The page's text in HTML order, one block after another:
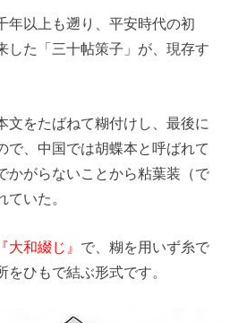
年以上も遡り、平安時代の初
した「三十帖策子」が、現存す
文をたばねて糊付けし、最後に
で、中国では胡蝶本と呼ばれて
かがらないことから粘葉装（で
ていた。
『大和綴じ』 で、糊を用いず糸で
ひもで結ぶ形式です。